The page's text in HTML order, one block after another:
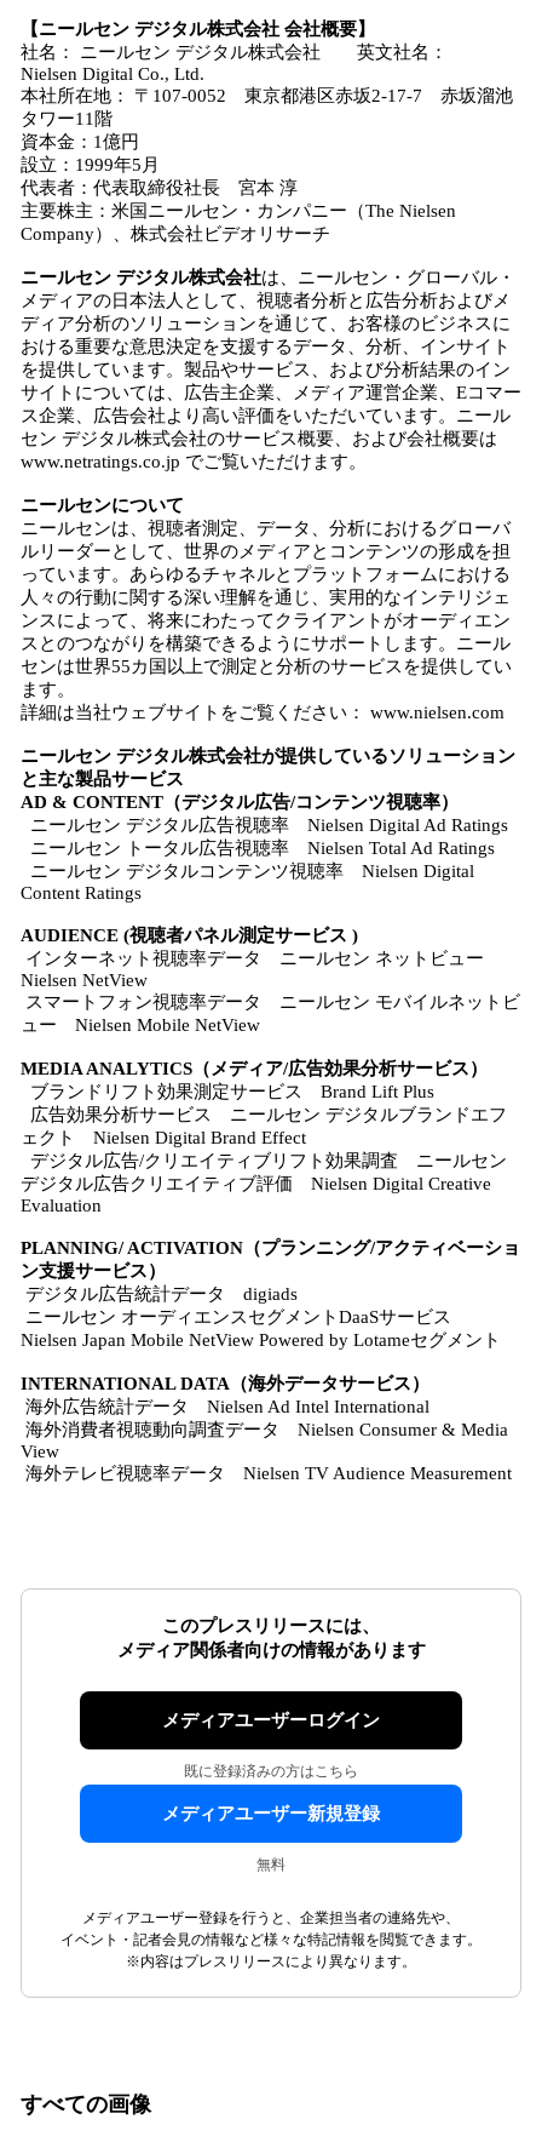
【ニールセン デジタル株式会社 会社概要】
社名： ニールセン デジタル株式会社 英文社名：
Nielsen Digital Co., Ltd.
本社所在地： 〒107-0052 東京都港区赤坂2-17-7 赤坂溜池
タワー11階
資本金：1億円
設立：1999年5月
代表者：代表取締役社長 宮本 淳
主要株主：米国ニールセン・カンパニー（The Nielsen
Company）、株式会社ビデオリサーチ
ニールセン デジタル株式会社は、ニールセン・グローバル・
メディアの日本法人として、視聴者分析と広告分析およびメ
ディア分析のソリューションを通じて、お客様のビジネスに
おける重要な意思決定を支援するデータ、分析、インサイト
を提供しています。製品やサービス、および分析結果のイン
サイトについては、広告主企業、メディア運営企業、Eコマー
ス企業、広告会社より高い評価をいただいています。ニール
セン デジタル株式会社のサービス概要、および会社概要は
www.netratings.co.jp でご覧いただけます。
ニールセンについて
ニールセンは、視聴者測定、データ、分析におけるグローバ
ルリーダーとして、世界のメディアとコンテンツの形成を担
っています。あらゆるチャネルとプラットフォームにおける
人々の行動に関する深い理解を通じ、実用的なインテリジェ
ンスによって、将来にわたってクライアントがオーディエン
スとのつながりを構築できるようにサポートします。ニール
センは世界55カ国以上で測定と分析のサービスを提供してい
ます。
詳細は当社ウェブサイトをご覧ください： www.nielsen.com
ニールセン デジタル株式会社が提供しているソリューション
と主な製品サービス
AD & CONTENT（デジタル広告/コンテンツ視聴率）
ニールセン デジタル広告視聴率 Nielsen Digital Ad Ratings
ニールセン トータル広告視聴率 Nielsen Total Ad Ratings
ニールセン デジタルコンテンツ視聴率 Nielsen Digital
Content Ratings
AUDIENCE (視聴者パネル測定サービス )
インターネット視聴率データ ニールセン ネットビュー
Nielsen NetView
スマートフォン視聴率データ ニールセン モバイルネットビ
ュー Nielsen Mobile NetView
MEDIA ANALYTICS（メディア/広告効果分析サービス）
ブランドリフト効果測定サービス Brand Lift Plus
広告効果分析サービス ニールセン デジタルブランドエフ
ェクト Nielsen Digital Brand Effect
デジタル広告/クリエイティブリフト効果調査 ニールセン
デジタル広告クリエイティブ評価 Nielsen Digital Creative
Evaluation
PLANNING/ ACTIVATION（プランニング/アクティベーショ
ン支援サービス）
デジタル広告統計データ digiads
ニールセン オーディエンスセグメントDaaSサービス
Nielsen Japan Mobile NetView Powered by Lotameセグメント
INTERNATIONAL DATA（海外データサービス）
海外広告統計データ Nielsen Ad Intel International
海外消費者視聴動向調査データ Nielsen Consumer & Media
View
海外テレビ視聴率データ Nielsen TV Audience Measurement
このプレスリリースには、
メディア関係者向けの情報があります
メディアユーザーログイン
既に登録済みの方はこちら
メディアユーザー新規登録
無料
メディアユーザー登録を行うと、企業担当者の連絡先や、
イベント・記者会見の情報など様々な特記情報を閲覧できます。
※内容はプレスリリースにより異なります。
すべての画像